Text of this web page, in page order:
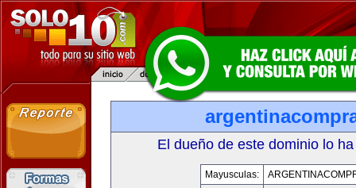
El dueño de este dominio lo
Mayusculas: